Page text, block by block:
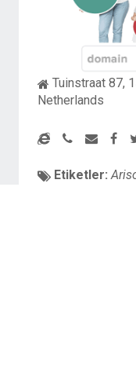
Tuinstraat 87,
Netherlands
Etiketler: